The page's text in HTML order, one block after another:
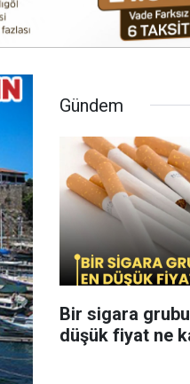
Gündem
Bir sigara
düşük fiyat ne